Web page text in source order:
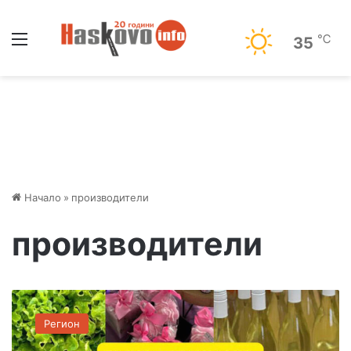
35 ℃
Начало » производители
производители
П
р
о
и
Регион